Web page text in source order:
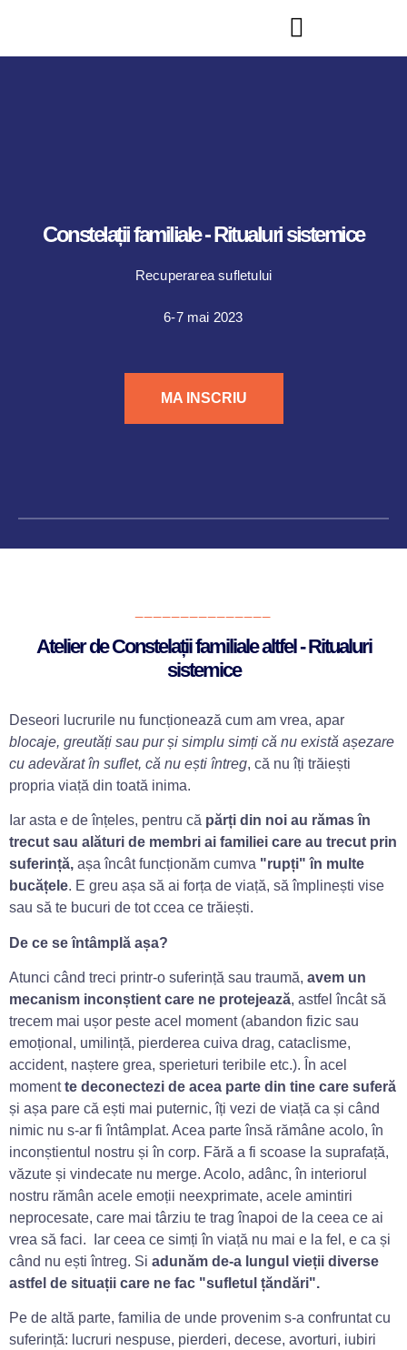
Constelații familiale - Ritualuri sistemice
Recuperarea sufletului
6-7 mai 2023
MA INSCRIU
Atelier de Constelații familiale altfel - Ritualuri
sistemice
Deseori lucrurile nu funcționează cum am vrea, apar
blocaje, greutăți sau pur și simplu simți că nu există așezare
cu adevărat în suflet, că nu ești întreg, că nu îți trăiești
propria viață din toată inima.
Iar asta e de înțeles, pentru că părți din noi au rămas în
trecut sau alături de membri ai familiei care au trecut prin
suferință, așa încât funcționăm cumva ʺrupțiʺ în multe
bucățele. E greu așa să ai forța de viață, să împlinești vise
sau să te bucuri de tot ccea ce trăiești.
De ce se întâmplă așa?
Atunci când treci printr-o suferință sau traumă, avem un
mecanism inconștient care ne protejează, astfel încât să
trecem mai ușor peste acel moment (abandon fizic sau
emoțional, umilință, pierderea cuiva drag, cataclisme,
accident, naștere grea, sperieturi teribile etc.). În acel
momentte deconectezi de acea parte din tine care suferă
și așa pare că ești mai puternic, îți vezi de viață ca și când
nimic nu s-ar fi întâmplat. Acea parte însă rămâne acolo, în
inconștientul nostru și în corp. Fără a fi scoase la suprafață,
văzute și vindecate nu merge. Acolo, adânc, în interiorul
nostru rămân acele emoții neexprimate, acele amintiri
neprocesate, care mai târziu te trag înapoi de la ceea ce ai
vrea să faci. Iar ceea ce simți în viață nu mai e la fel, e ca și
când nu ești întreg. Si adunăm de-a lungul vieții diverse
astfel de situații care ne fac ʺsufletul țăndăriʺ.
Pe de altă parte, familia de unde provenim s-a confruntat cu
suferință: lucruri nespuse, pierderi, decese, avorturi, iubiri